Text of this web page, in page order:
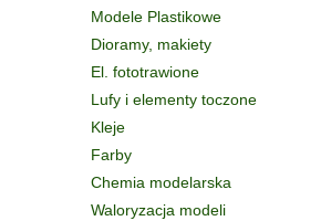
Modele Plastikowe
Dioramy, makiety
El. fototrawione
Lufy i elementy toczone
Kleje
Farby
Chemia modelarska
Waloryzacja modeli